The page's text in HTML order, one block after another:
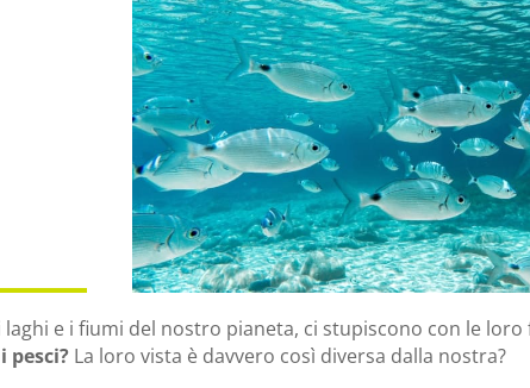
e i fiumi del nostro pianeta, ci stupiscono con le
pesci?La loro vista è davvero così diversa dalla nostra?